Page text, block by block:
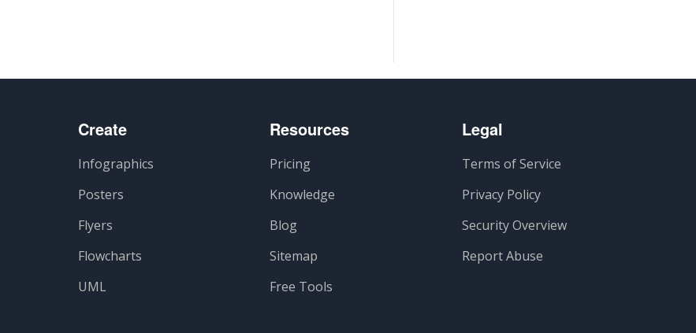
Create
Infographics
Posters
Flyers
Flowcharts
UML
Resources
Pricing
Knowledge
Blog
Sitemap
Free Tools
Legal
Terms of Service
Privacy Policy
Security Overview
Report Abuse